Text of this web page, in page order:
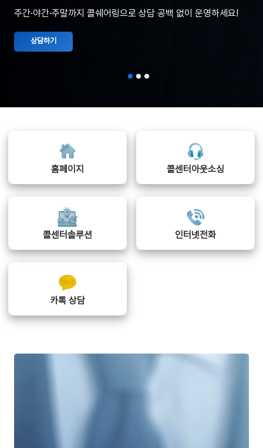
주간·야간·주말까지 콜쉐어링으로 상담 공백 없이 운영하세요!
상담하기
홈페이지 콜센터아웃소싱
콜센터솔루션 인터넷전화
카톡 상담